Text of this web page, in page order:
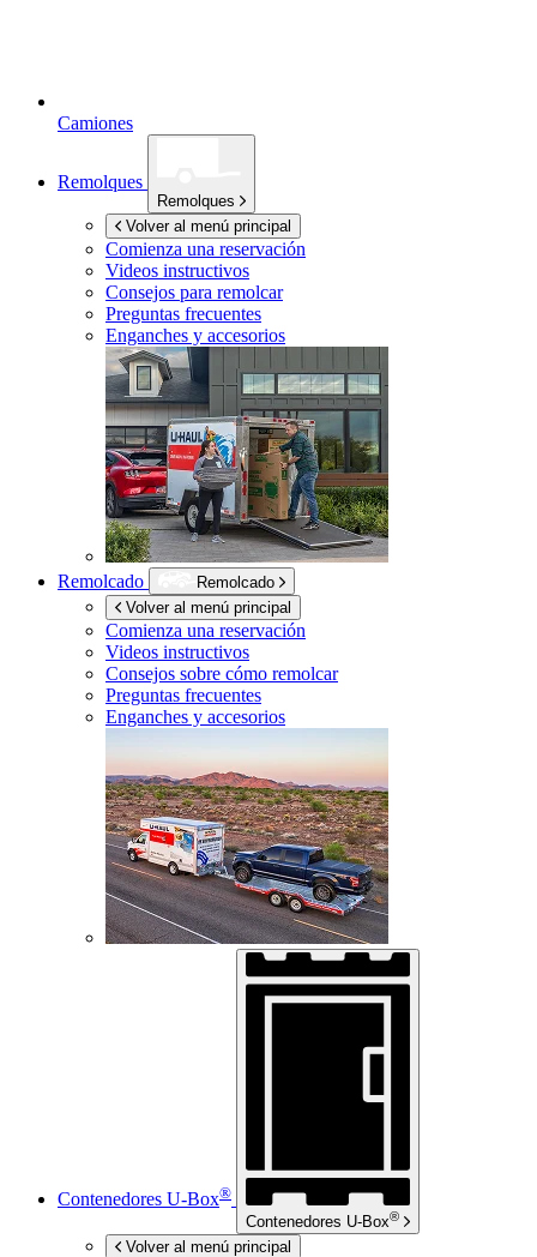
Camiones
Remolques
Remolques
Volver al menú principal
Comienza una reservación
Videos instructivos
Consejos para remolcar
Preguntas frecuentes
Enganches y accesorios
Remolcado
Remolcado
Volver al menú principal
Comienza una reservación
Videos instructivos
Consejos sobre cómo remolcar
Preguntas frecuentes
Enganches y accesorios
Contenedores U-Box®
Contenedores U-Box®
Volver al menú principal